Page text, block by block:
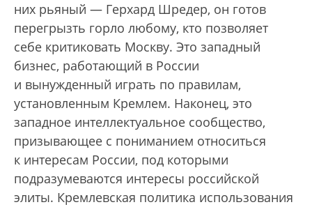
них рьяный — Герхард Шредер, он готов
перегрызть горло любому, кто позволяет
себе критиковать Москву. Это западный
бизнес, работающий в России
и вынужденный играть по правилам,
установленным Кремлем. Наконец, это
западное интеллектуальное сообщество,
призывающее с пониманием относиться
к интересам России, под которыми
подразумеваются интересы российской
элиты. Кремлевская политика использования